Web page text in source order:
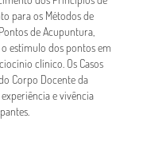
Notícias
para os Métodos de
de Acupuntura,
estímulo dos pontos em
clínico. Os Casos
Corpo Docente da
e vivência